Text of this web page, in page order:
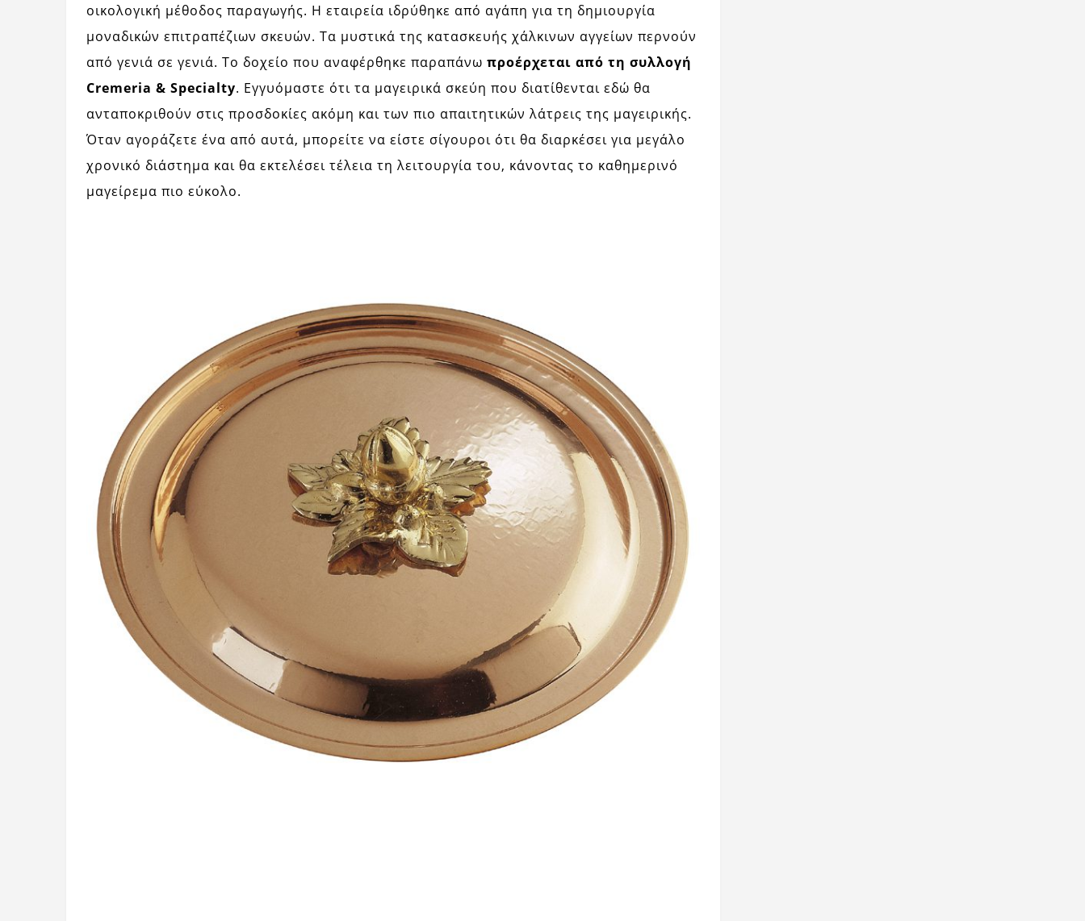
οικολογική μέθοδος παραγωγής. Η εταιρεία ιδρύθηκε από αγάπη για τη δημιουργία
μοναδικών επιτραπέζιων σκευών. Τα μυστικά της κατασκευής χάλκινων αγγείων περνούν
από γενιά σε γενιά. Το δοχείο που αναφέρθηκε παραπάνω προέρχεται από τη συλλογή
Cremeria & Specialty. Εγγυόμαστε ότι τα μαγειρικά σκεύη που διατίθενται εδώ θα
ανταποκριθούν στις προσδοκίες ακόμη και των πιο απαιτητικών λάτρεις της μαγειρικής.
Όταν αγοράζετε ένα από αυτά, μπορείτε να είστε σίγουροι ότι θα διαρκέσει για μεγάλο
χρονικό διάστημα και θα εκτελέσει τέλεια τη λειτουργία του, κάνοντας το καθημερινό
μαγείρεμα πιο εύκολο.